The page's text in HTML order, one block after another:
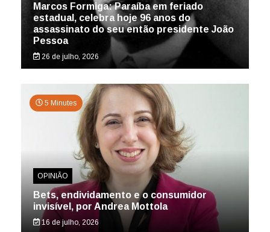
Marcos Formiga: Paraíba em feriado
estadual, celebra hoje 96 anos do
assassinato do seu então presidente João
Pessoa
26 de julho, 2026
5 Minutes
OPINIÃO
Bets, endividamento e o consumidor
invisível, por Andrea Mottola
16 de julho, 2026